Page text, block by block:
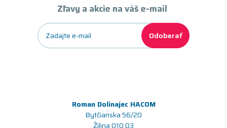
Zľavy a akcie na váš e-mail
Odoberať
Roman Dolinajec HACOM
Bytčianska 56/20
Žilina 010 03